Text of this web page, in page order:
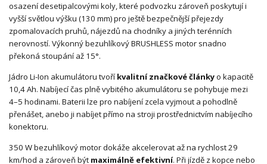
osazení desetipalcovými koly, které podvozku zároveň poskytují i
vyšší světlou výšku (130 mm) pro ještě bezpečnější přejezdy
zpomalovacích pruhů, nájezdů na chodníky a jiných terénních
nerovností. Výkonný bezuhlíkový BRUSHLESS motor snadno
překoná stoupání až 15°.
Jádro Li-Ion akumulátoru tvoří kvalitní značkové článkyo kapacitě
10,4 Ah. Nabíjecí čas plně vybitého akumulátoru se pohybuje mezi
4–5 hodinami. Baterii lze pro nabíjení zcela vyjmout a pohodlně
přenášet, anebo ji nabíjet přímo na stroji prostřednictvím nabíjecího
konektoru.
350 W bezuhlíkový motor dokáže akcelerovat až na rychlost 29
km/hod a zároveň být maximálně efektivní. Při jízdě z kopce nebo